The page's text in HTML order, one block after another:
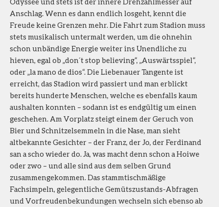
Anschlag. Wenn es dann endlich losgeht, kennt die
Freude keine Grenzen mehr. Die Fahrt zum Stadion muss
stets musikalisch untermalt werden, um die ohnehin
schon unbändige Energie weiter ins Unendliche zu
hieven, egal ob „don´t stop believing“, „Auswärtsspiel“,
oder „la mano de dios“. Die Liebenauer Tangente ist
erreicht, das Stadion wird passiert und man erblickt
bereits hunderte Menschen, welche es ebenfalls kaum
aushalten konnten – sodann ist es endgültig um einen
geschehen. Am Vorplatz steigt einem der Geruch von
Bier und Schnitzelsemmeln in die Nase, man sieht
altbekannte Gesichter – der Franz, der Jo, der Ferdinand
san a scho wieder do. Ja, was macht denn schon a Hoiwe
oder zwo – und alle sind aus dem selben Grund
zusammengekommen. Das stammtischmäßige
Fachsimpeln, gelegentliche Gemütszustands-Abfragen
und Vorfreudenbekundungen wechseln sich ebenso ab